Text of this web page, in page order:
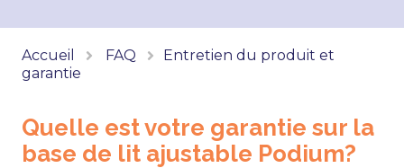
Accueil FAQ
Entretien du produit et
garantie
Quelle est votre garantie sur la
base de lit ajustable Podium?